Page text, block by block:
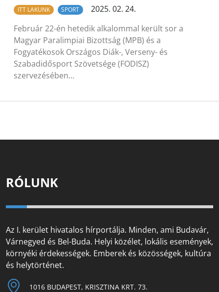
ITT LAKUNK SPORT
2025. 02. 24.
Február 22-én hetedik alkalommal került sor a
Magyar Paralimpiai Bizottság (MPB) és a
Fogyatékosok Országos Diák-, Verseny- és
Szabadidősport Szövetsége (FODISZ)
szervezésében…
RÓLUNK
Az I. kerület hivatalos hírportálja. Minden, ami Budavár,
Várnegyed és Bel-Buda. Helyi közélet, lokális események,
környéki érdekességek. Emberek és közösségek, kultúra
és helytörténet.
1016 BUDAPEST, KRISZTINA KRT. 73.